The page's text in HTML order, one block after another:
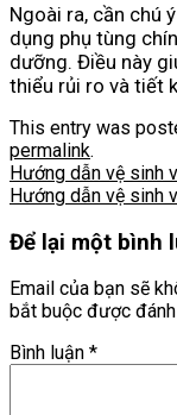
Ngoài ra, cần chú
dụng phụ tùng
dưỡng. Điều này
thiểu rủi ro và tiết
This entry was
permalink.
Hướng dẫn vệ sinh
Hướng dẫn vệ sinh
Để lại một bình
Email của bạn sẽ
bắt buộc được
Bình luận *